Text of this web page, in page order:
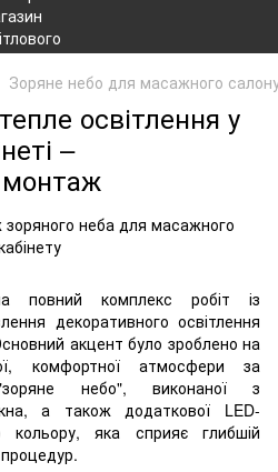
Зоряне небо для масажного
освітлення у
–
монтаж
повний комплекс робіт із
декоративного освітлення
акцент було зроблено на
комфортної атмосфери за
небо", виконаної з
а також додаткової LED-
кольору, яка сприяє глибшій
процедур.